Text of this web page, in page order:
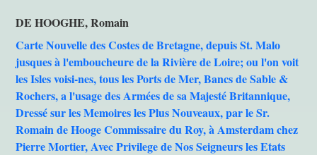
DE HOOGHE, Romain
Carte Nouvelle des Costes de Bretagne, depuis St. Malo
jusques à l'emboucheure de la Rivière de Loire; ou l'on voit
les Isles voisi-nes, tous les Ports de Mer, Bancs de Sable &
Rochers, a l'usage des Armées de sa Majesté Britannique,
Dressé sur les Memoires les Plus Nouveaux, par le Sr.
Romain de Hooge Commissaire du Roy, à Amsterdam chez
Pierre Mortier, Avec Privilege de Nos Seigneurs les Etats